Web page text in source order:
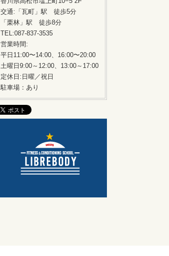
交通:「瓦町」駅 徒歩5分
「栗林」駅 徒歩8分
TEL:087-837-3535
営業時間:
平日11:00〜14:00、16:00〜20:00
土曜日9:00～12:00、13:00～17:00
定休日:日曜／祝日
駐車場：あり